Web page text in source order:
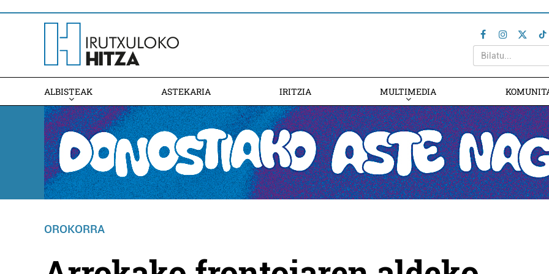
ALBISTEAK ASTEKARIA IRITZIA MULTIMEDIA
OROKORRA